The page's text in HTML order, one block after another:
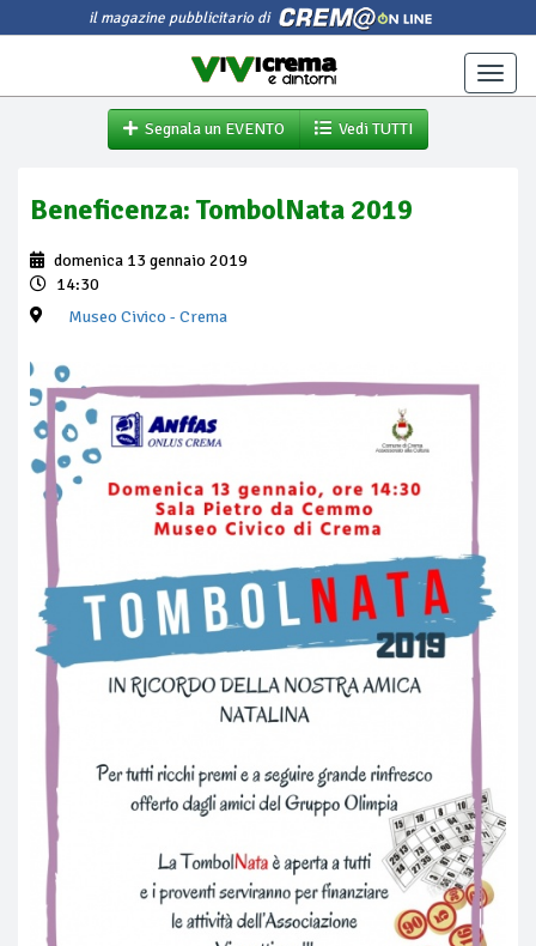
il magazine pubblicitario di
Toggle
Segnala un EVENTO
Vedi TUTTI
Beneficenza: TombolNata 2019
domenica 13 gennaio 2019
14:30
Museo Civico - Crema